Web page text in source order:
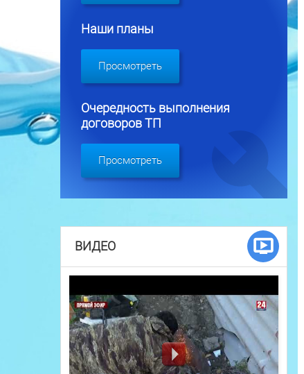
Наши планы
Просмотреть
Очередность выполнения
договоров ТП
Просмотреть
ВИДЕО